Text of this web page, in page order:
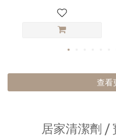
查看
居家清潔劑 /